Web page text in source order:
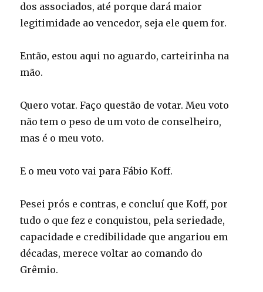
dos associados, até porque dará maior
legitimidade ao vencedor, seja ele quem for.
Então, estou aqui no aguardo, carteirinha na
mão.
Quero votar. Faço questão de votar. Meu voto
não tem o peso de um voto de conselheiro,
mas é o meu voto.
E o meu voto vai para Fábio Koff.
Pesei prós e contras, e concluí que Koff, por
tudo o que fez e conquistou, pela seriedade,
capacidade e credibilidade que angariou em
décadas, merece voltar ao comando do
Grêmio.